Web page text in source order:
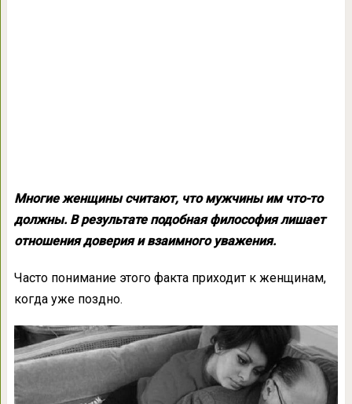
Многие женщины считают, что мужчины им что-то
должны. В результате подобная философия лишает
отношения доверия и взаимного уважения.
Часто понимание этого факта приходит к женщинам,
когда уже поздно.